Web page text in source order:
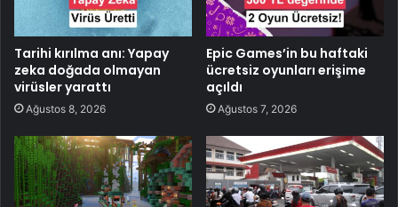
Tarihi kırılma anı: Yapay
zeka doğada olmayan
virüsler yarattı
Ağustos 8, 2026
Epic Games’in bu haftaki
ücretsiz oyunları erişime
açıldı
Ağustos 7, 2026